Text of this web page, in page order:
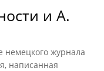
и А.
немецкого журнала
написанная